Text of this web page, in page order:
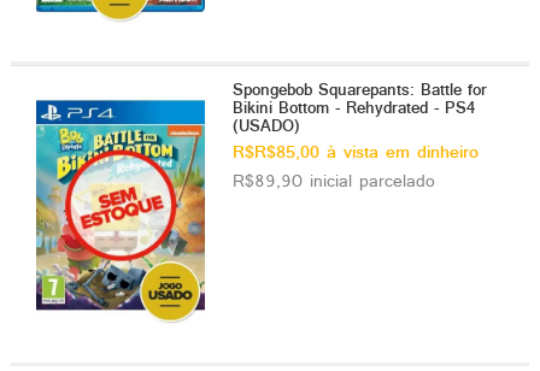
Spongebob Squarepants: Battle for
Bikini Bottom - Rehydrated - PS4
(USADO)
R$R$85,00 à vista em dinheiro
R$89,90 inicial parcelado